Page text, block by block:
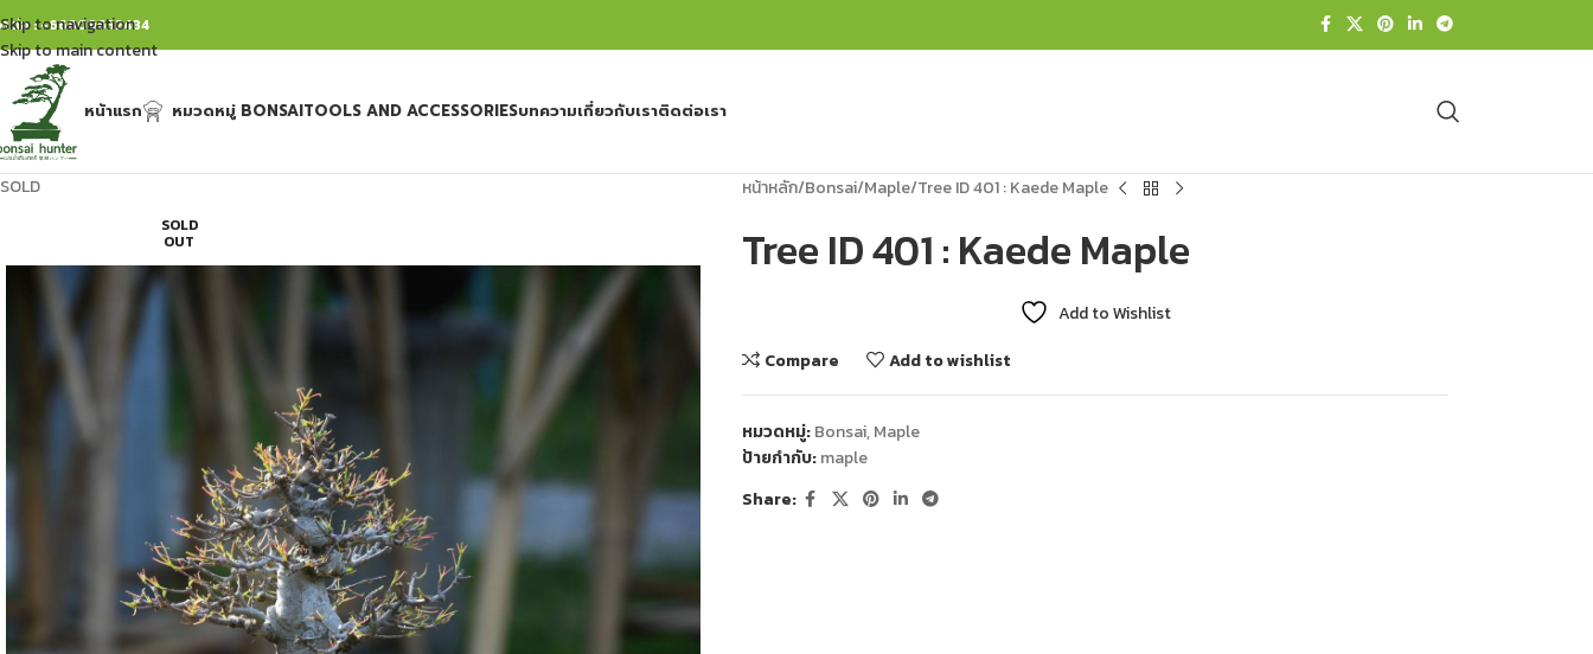
Skip to navigation
Skip to main content
ต่อ : +66809632484
หน้าแรก หมวดหมู่ BONSAITOOLS AND ACCESSORIESบทความเกี่ยวกับเราติดต่อเรา
SOLD
SOLD
OUT
หน้าหลัก Bonsai Maple Tree ID 401 : Kaede Maple
Tree ID 401 : Kaede Maple
Add to Wishlist
Compare
Add to wishlist
หมวดหมู่:Bonsai,Maple
ป้ายกำกับ:maple
Share: